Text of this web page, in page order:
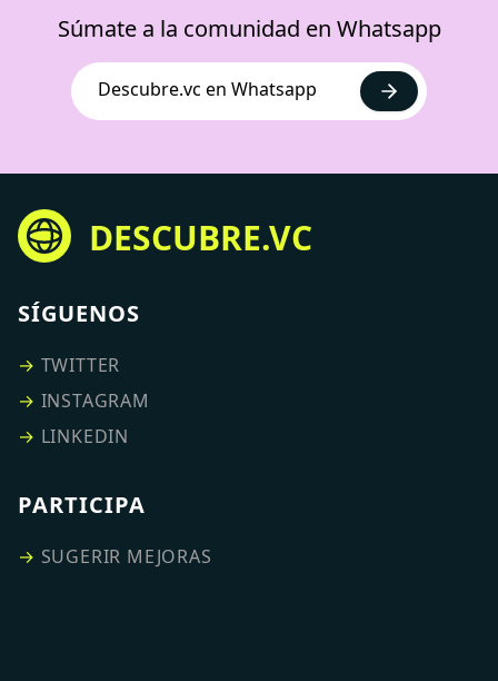
Súmate a la comunidad en Whatsapp
Descubre.vc en Whatsapp
DESCUBRE.VC
SÍGUENOS
→ TWITTER
→ INSTAGRAM
→ LINKEDIN
PARTICIPA
→ SUGERIR MEJORAS